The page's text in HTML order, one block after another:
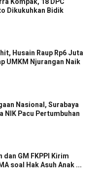
Dikukuhkan Bidik
Husain Raup Rp6 Juta
UMKM Njurangan Naik
Nasional, Surabaya
NIK Pacu Pertumbuhan
dan GM FKPPI Kirim
soal Hak Asuh Anak ...